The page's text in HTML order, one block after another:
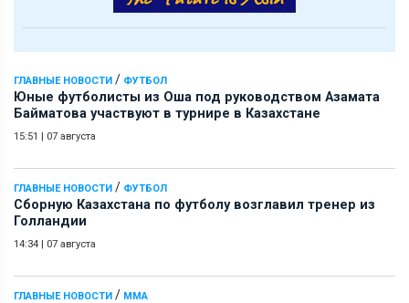
ГЛАВНЫЕ НОВОСТИ / ФУТБОЛ
Юные футболисты из Оша под руководством Азамата
Байматова участвуют в турнире в Казахстане
15:51 | 07 августа
ГЛАВНЫЕ НОВОСТИ / ФУТБОЛ
Сборную Казахстана по футболу возглавил тренер из
Голландии
14:34 | 07 августа
ГЛАВНЫЕ НОВОСТИ / ММА